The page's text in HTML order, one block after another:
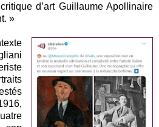
d’art Guillaume Apollinaire
»